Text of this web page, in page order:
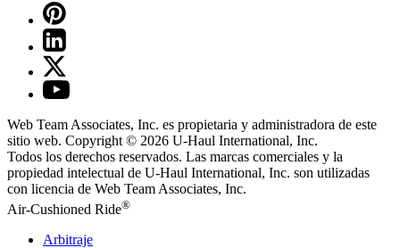
Web Team Associates, Inc. es propietaria y administradora de este
sitio web. Copyright © 2026 U-Haul International, Inc.
Todos los derechos reservados. Las marcas comerciales y la
propiedad intelectual de U-Haul International, Inc. son utilizadas
con licencia de Web Team Associates, Inc.
Air-Cushioned Ride®
Arbitraje